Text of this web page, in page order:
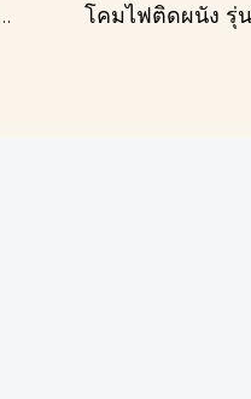
โคมไฟติดผนัง รุ่น J008-93345